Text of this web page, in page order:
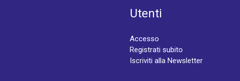
Utenti
Accesso
Registrati subito
Iscriviti alla Newsletter